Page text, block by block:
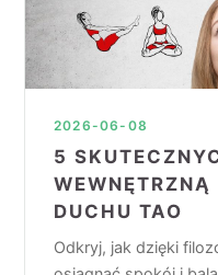
2026-06-08
5
WEWNĘTRZNĄ
DUCHU TAO
Odkryj, jak dzięki